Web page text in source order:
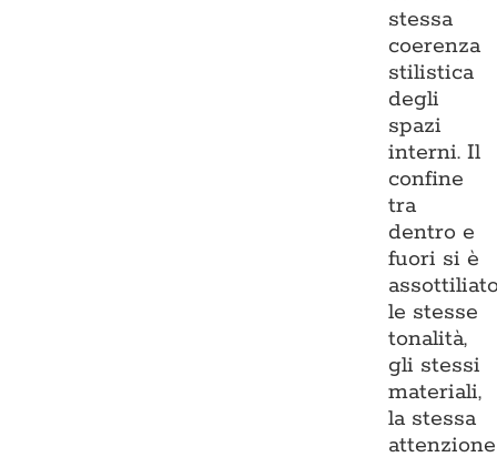
stessa
coerenza
stilistica
degli
spazi
interni. Il
confine
tra
dentro e
fuori si è
le stesse
tonalità,
gli stessi
materiali,
la stessa
attenzione